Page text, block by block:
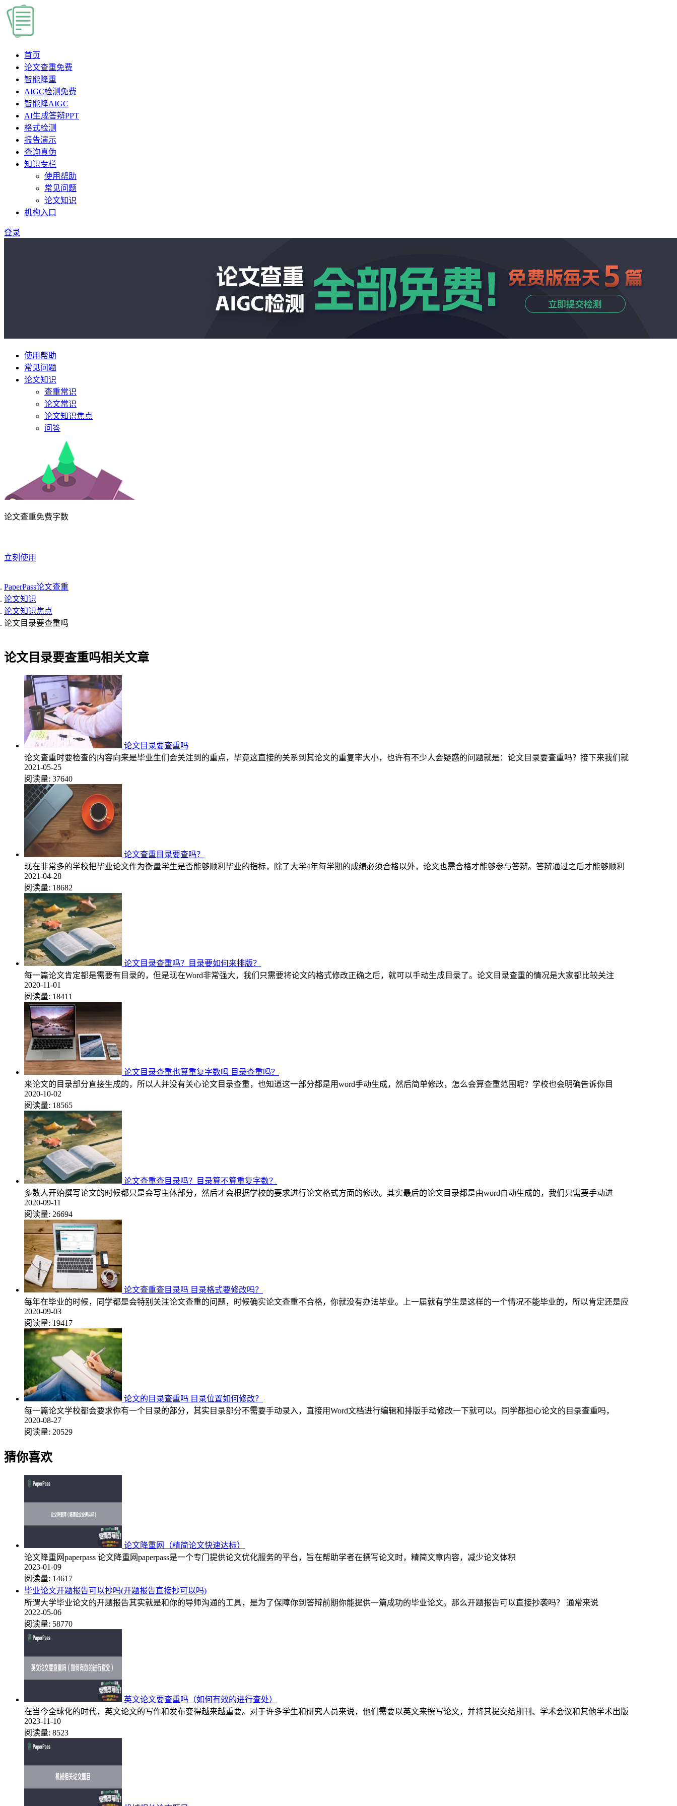
首页
论文查重免费
智能降重
AIGC检测 免费
智能降AIGC
AI生成答辩PPT
格式检测
报告演示
查询真伪
知识专栏
使用帮助
常见问题
论文知识
机构入口
登录
使用帮助
常见问题
论文知识
查重常识
论文常识
论文知识焦点
问答
论文查重免费字数
立刻使用
PaperPass论文查重
论文知识
论文知识焦点
论文目录要查重吗
论文目录要查重吗相关文章
论文目录要查重吗
论文查重时要检查的内容向来是毕业生们会关注到的重点，毕竟这直接的关系到其论文的重复率大小，也许有不少人会疑惑的问题就是：论文目录要查重吗？接下来我们就
2021-05-25
阅读量: 37640
论文查重目录要查吗？
现在非常多的学校把毕业论文作为衡量学生是否能够顺利毕业的指标，除了大学4年每学期的成绩必须合格以外，论文也需合格才能够参与答辩。答辩通过之后才能够顺利
2021-04-28
阅读量: 18682
论文目录查重吗？目录要如何来排版？
每一篇论文肯定都是需要有目录的，但是现在Word非常强大，我们只需要将论文的格式修改正确之后，就可以手动生成目录了。论文目录查重的情况是大家都比较关注
2020-11-01
阅读量: 18411
论文目录查重也算重复字数吗 目录查重吗？
来论文的目录部分直接生成的，所以人并没有关心论文目录查重，也知道这一部分都是用word手动生成，然后简单修改，怎么会算查重范围呢？学校也会明确告诉你目
2020-10-02
阅读量: 18565
论文查重查目录吗？目录算不算重复字数？
多数人开始撰写论文的时候都只是会写主体部分，然后才会根据学校的要求进行论文格式方面的修改。其实最后的论文目录都是由word自动生成的，我们只需要手动进
2020-09-11
阅读量: 26694
论文查重查目录吗 目录格式要修改吗？
每年在毕业的时候，同学都是会特别关注论文查重的问题，时候确实论文查重不合格，你就没有办法毕业。上一届就有学生是这样的一个情况不能毕业的，所以肯定还是应
2020-09-03
阅读量: 19417
论文的目录查重吗 目录位置如何修改？
每一篇论文学校都会要求你有一个目录的部分，其实目录部分不需要手动录入，直接用Word文档进行编辑和排版手动修改一下就可以。同学都担心论文的目录查重吗，
2020-08-27
阅读量: 20529
猜你喜欢
论文降重网（精简论文快速达标）
论文降重网paperpass 论文降重网paperpass是一个专门提供论文优化服务的平台，旨在帮助学者在撰写论文时，精简文章内容，减少论文体积
2023-01-09
阅读量: 14617
毕业论文开题报告可以抄吗(开题报告直接抄可以吗)
所谓大学毕业论文的开题报告其实就是和你的导师沟通的工具，是为了保障你到答辩前期你能提供一篇成功的毕业论文。那么开题报告可以直接抄袭吗？ 通常来说
2022-05-06
阅读量: 58770
英文论文要查重吗（如何有效的进行查处）
在当今全球化的时代，英文论文的写作和发布变得越来越重要。对于许多学生和研究人员来说，他们需要以英文来撰写论文，并将其提交给期刊、学术会议和其他学术出版
2023-11-10
阅读量: 8523